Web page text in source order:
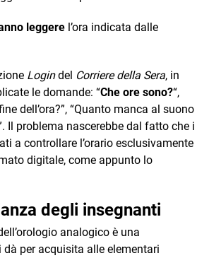
leggere l’ora indicata dalle
Logindel Corriere della Sera, in
le domande: “Che ore sono?“,
dell’ora?”, “Quanto manca al suono
Il problema nascerebbe dal fatto che i
a controllare l’orario esclusivamente
digitale, come appunto lo
degli insegnanti
analogico è una
dà per acquisita alle elementari